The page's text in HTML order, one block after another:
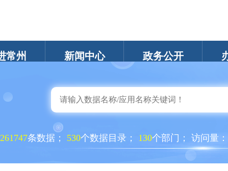
261747条数据； 530个数据目录； 130个部门； 访问量：